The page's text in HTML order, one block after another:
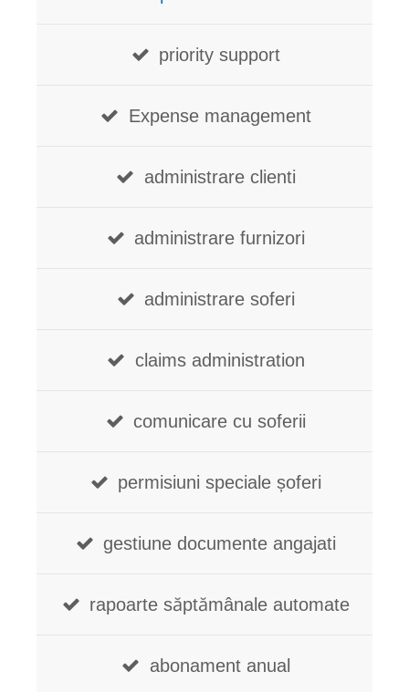
priority support
Expense management
administrare clienti
administrare furnizori
administrare soferi
claims administration
comunicare cu soferii
permisiuni speciale șoferi
gestiune documente angajati
rapoarte săptămânale automate
abonament anual